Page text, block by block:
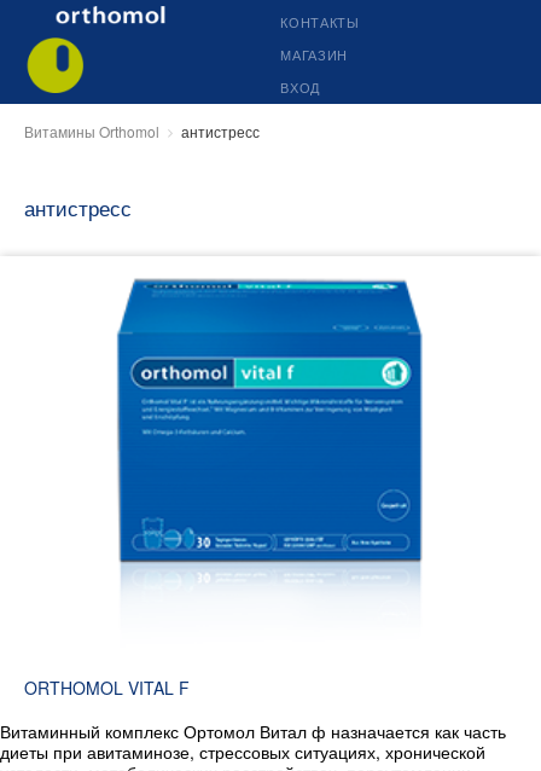
КОНТАКТЫ
МАГАЗИН
ВХОД
Витамины Orthomol антистресс
антистресс
ORTHOMOL VITAL F
Витаминный комплекс Ортомол Витал ф назначается как часть
диеты при авитаминозе, стрессовых ситуациях, хронической